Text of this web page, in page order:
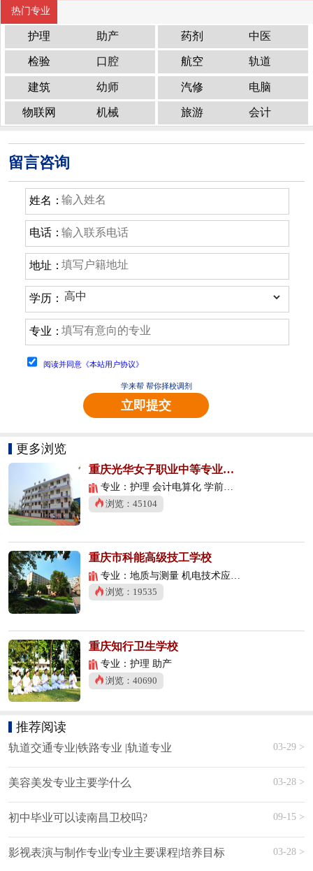
热门专业
护理 助产 药剂 中医
检验 口腔 航空 轨道
建筑 幼师 汽修 电脑
物联网 机械 旅游 会计
留言咨询
姓名：
电话：
地址：
学历：
专业：
阅读并同意《本站用户协议》
学来帮 帮你择校调剂
立即提交
更多浏览
重庆光华女子职业中等专业学校
专业：护理 会计电算化 学前教育
浏览：45104
重庆市科能高级技工学校
专业：地质与测量 机电技术应用 数控技术应用
浏览：19535
重庆知行卫生学校
专业：护理 助产
浏览：40690
推荐阅读
轨道交通专业|铁路专业 |轨道专业 03-29 >
美容美发专业主要学什么 03-28 >
初中毕业可以读南昌卫校吗? 09-15 >
影视表演与制作专业|专业主要课程|培养目标 03-28 >